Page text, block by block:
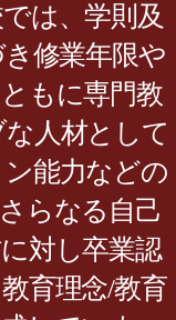
は、学則及
修業年限や
もに専門教
人材として
能力などの
らなる自己
対し卒業認
育理念/教育